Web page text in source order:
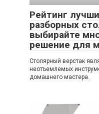
Рейтинг
разборных
выбирайте
решение для
Столярный верстак
неотъемлемых
домашнего мастера.